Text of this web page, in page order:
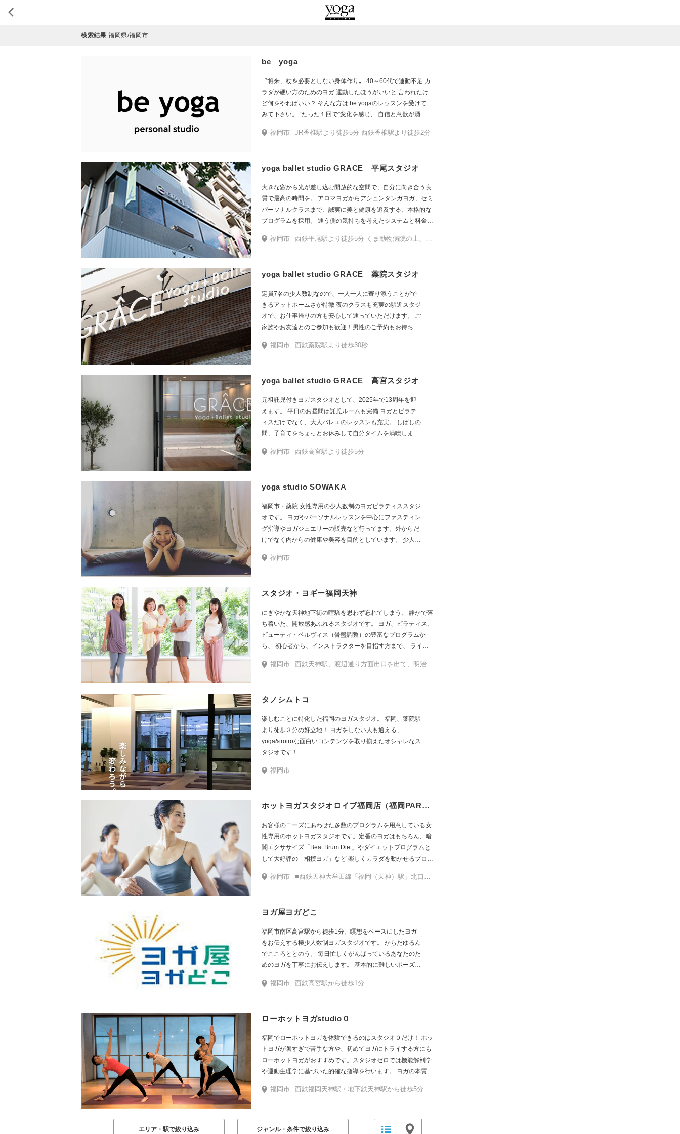
検索結果 福岡県/福岡市
be yoga
〝将来、杖を必要としない身体作り〟 40～60代で運動不足 カ
ラダが硬い方のためのヨガ 運動したほうがいいと 言われたけ
ど何をやればいい？ そんな方は be yogaのレッスンを受けて
みて下さい。 “たった１回で”変化を感じ、 自信と意欲が湧い
０～６０代の方こそヨガ ヨガというと「若い人の運動」と思
くなった！座るのも立つのも痛くなくなった！」とご感想を
方」、「カラダが硬い方」にこそオススメです。お客様の体
を丁寧に見て、お一人お一人に合うヨガで身体を整えていき
ます。 メイン講師のYuは15年のキャリアをもつベテラン看護
師です。医療の知識をベースにメディカルヨガも学び、「健
康のためのヨガ」を追求してきました。 カラダに不調のある
福岡市 JR香椎駅より徒歩5分 西鉄香椎駅より徒歩2分
yoga ballet studio GRACE 平尾スタジオ
大きな窓から光が差し込む開放的な空間で、自分に向き合う良
質で最高の時間を。 アロマヨガからアシュンタンガヨガ、セミ
パーソナルクラスまで、誠実に美と健康を追及する、本格的な
プログラムを採用。 通う側の気持ちを考えたシステムと料金設
んで継続して頂ける環境作りを目指しています。
福岡市 西鉄平尾駅より徒歩5分 くま動物病院の上、建物2階にあります。外階段か正面玄関入って左手エレベーターで上がってください。
yoga ballet studio GRACE 薬院スタジオ
定員7名の少人数制なので、一人一人に寄り添うことがで
きるアットホームさが特徴 夜のクラスも充実の駅近スタジ
オで、お仕事帰りの方も安心して通っていただけます。 ご
家族やお友達とのご参加も歓迎！男性のご予約もお待ちし
福岡市 西鉄薬院駅より徒歩30秒
yoga ballet studio GRACE 高宮スタジオ
元祖託児付きヨガスタジオとして、2025年で13周年を迎
えます。 平日のお昼間は託児ルームも完備 ヨガとピラテ
ィスだけでなく、大人バレエのレッスンも充実。 しばしの
間、子育てをちょっとお休みして自分タイムを満喫しませ
サロンを併設
福岡市 西鉄高宮駅より徒歩5分
yoga studio SOWAKA
福岡市・薬院 女性専用の少人数制のヨガピラティススタジ
オです。 ヨガやパーソナルレッスンを中心にファスティン
グ指導やヨガジュエリーの販売など行ってます。外からだ
けでなく内からの健康や美容を目的としています。 少人数
いたいと思っています。
福岡市
スタジオ・ヨギー福岡天神
にぎやかな天神地下街の喧騒を思わず忘れてしまう、 静かで落
ち着いた、開放感あふれるスタジオです。 ヨガ、ピラティス、
ビューティ・ペルヴィス（骨盤調整）の豊富なプログラムか
ら、 初心者から、インストラクターを目指す方まで、 ライフ
秒。
福岡市 西鉄天神駅、渡辺通り方面出口を出て、明治通りに向かって徒歩30秒 1階にJTBが入っている天神ビルの10階
タノシムトコ
楽しむことに特化した福岡のヨガスタジオ。 福岡、薬院駅
より徒歩３分の好立地！ ヨガをしない人も通える、
yoga&iroiroな面白いコンテンツを取り揃えたオシャレなス
タジオです！
福岡市
ホットヨガスタジオロイブ福岡店（福岡PARCO）
お客様のニーズにあわせた多数のプログラムを用意している女
性専用のホットヨガスタジオです。定番のヨガはもちろん、暗
闇エクササイズ「Beat Brum Diet」やダイエットプログラムと
して大好評の「相撲ヨガ」など 楽しくカラダを動かせるプログ
福岡市 ■西鉄天神大牟田線「福岡（天神）駅」北口改札を出てそのまま直進します。階段手前で左通路に進みます。そのまま直進するとPARCO本館の入口がございます。エスカレーターで7階まで上がり、連絡通路より新館6階へ。連絡通路を抜けたら左手に店舗がございます。
ヨガ屋ヨガどこ
福岡市南区高宮駅から徒歩1分。瞑想をベースにしたヨガ
をお伝えする極少人数制ヨガスタジオです。 からだゆるん
でこころととのう。 毎日忙しくがんばっているあなたのた
めのヨガを丁寧にお伝えします。 基本的に難しいポーズは
想って難しそうだな、という印象かもしれませんが、続け
えいたしますので、瞑想にご興味のある方、ぜひヨガ屋ヨ
福岡市 西鉄高宮駅から徒歩1分
ローホットヨガstudio０
福岡でローホットヨガを体験できるのはスタジオ０だけ！ ホッ
トヨガが暑すぎで苦手な方や、初めてヨガにトライする方にも
ローホットヨガがおすすめです。スタジオゼロでは機能解剖学
や運動生理学に基づいた的確な指導を行います。 ヨガの本質
なヨガスタジオです。
福岡市 西鉄福岡天神駅・地下鉄天神駅から徒歩5分 警固一丁目バス停すぐ
エリア・駅で絞り込み ジャンル・条件で絞り込み